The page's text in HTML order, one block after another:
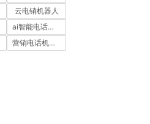
云电销机器人
ai智能电话机器人
营销电话机器人